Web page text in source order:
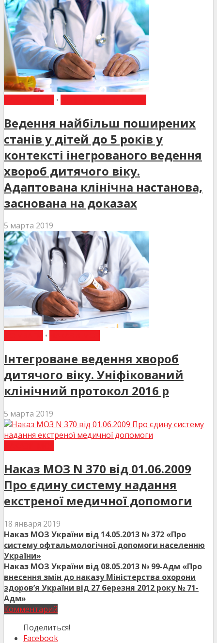
•
Ведення найбільш поширених
станів у дітей до 5 років у
контексті інегрованого ведення
хвороб дитячого віку.
Адаптована клінічна настанова,
заснована на доказах
5 марта 2019
•
Інтегроване ведення хвороб
дитячого віку. Уніфікований
клінічний протокол 2016 р
5 марта 2019
Наказ МОЗ N 370 від 01.06.2009
Про єдину систему надання
екстреної медичної допомоги
18 января 2019
Наказ МОЗ України від 14.05.2013 № 372 «Про
систему офтальмологічної допомоги населенню
України»
Наказ МОЗ України від 08.05.2013 № 99-Адм «Про
внесення змін до наказу Міністерства охорони
здоров’я України від 27 березня 2012 року № 71-
Адм»
Комментарий
Поделиться!
Facebook